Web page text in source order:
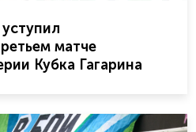
матче
Кубка Гагарина